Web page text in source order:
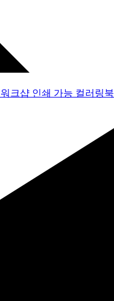
워크샵 인쇄 가능 컬러링북